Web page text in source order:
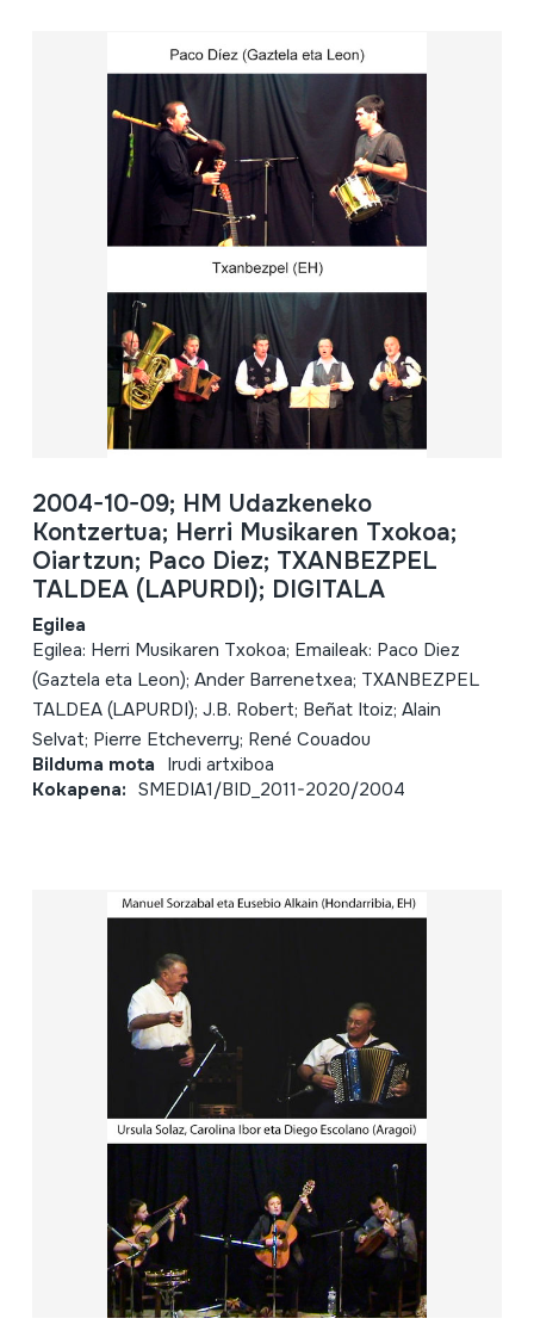
2004-10-09; HM Udazkeneko
Kontzertua; Herri Musikaren Txokoa;
Oiartzun; Paco Diez; TXANBEZPEL
TALDEA (LAPURDI); DIGITALA
Egilea
Egilea: Herri Musikaren Txokoa; Emaileak: Paco Diez
(Gaztela eta Leon); Ander Barrenetxea; TXANBEZPEL
TALDEA (LAPURDI); J.B. Robert; Beñat Itoiz; Alain
Selvat; Pierre Etcheverry; René Couadou
Bilduma mota Irudi artxiboa
Kokapena: SMEDIA1/BID_2011-2020/2004